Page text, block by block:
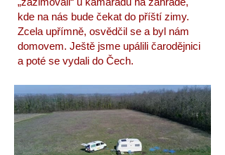
kde na nás bude čekat do příští zimy.
Zcela upřímně, osvědčil se a byl nám
domovem. Ještě jsme upálili čarodějnici
a poté se vydali do Čech.